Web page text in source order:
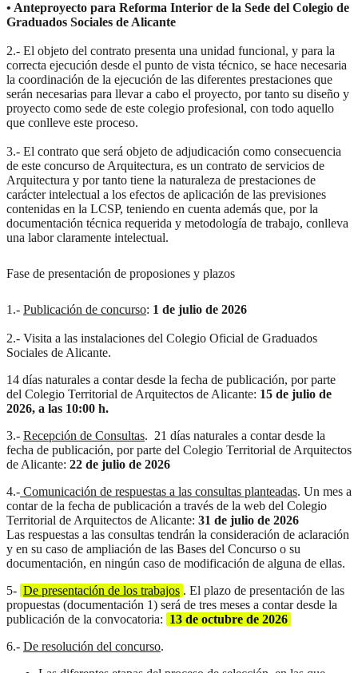
• Anteproyecto para Reforma Interior de la Sede del Colegio de
Graduados Sociales de Alicante
2.- El objeto del contrato presenta una unidad funcional, y para la
correcta ejecución desde el punto de vista técnico, se hace necesaria
la coordinación de la ejecución de las diferentes prestaciones que
serán necesarias para llevar a cabo el proyecto, por tanto su diseño y
proyecto como sede de este colegio profesional, con todo aquello
que conlleve este proceso.
3.- El contrato que será objeto de adjudicación como consecuencia
de este concurso de Arquitectura, es un contrato de servicios de
Arquitectura y por tanto tiene la naturaleza de prestaciones de
carácter intelectual a los efectos de aplicación de las previsiones
contenidas en la LCSP, teniendo en cuenta además que, por la
documentación técnica requerida y metodología de trabajo, conlleva
una labor claramente intelectual.
Fase de presentación de proposiones y plazos
1.- Publicación de concurso: 1 de julio de 2026
2.- Visita a las instalaciones del Colegio Oficial de Graduados
Sociales de Alicante.
14 días naturales a contar desde la fecha de publicación, por parte
del Colegio Territorial de Arquitectos de Alicante: 15 de julio de
2026, a las 10:00 h.
3.- Recepción de Consultas. 21 días naturales a contar desde la
fecha de publicación, por parte del Colegio Territorial de Arquitectos
de Alicante: 22 de julio de 2026
4.- Comunicación de respuestas a las consultas planteadas. Un mes a
contar de la fecha de publicación a través de la web del Colegio
Territorial de Arquitectos de Alicante: 31 de julio de 2026
Las respuestas a las consultas tendrán la consideración de aclaración
y en su caso de ampliación de las Bases del Concurso o su
documentación, en ningún caso de modificación de alguna de ellas.
5- De presentación de los trabajos . El plazo de presentación de las
propuestas (documentación 1) será de tres meses a contar desde la
publicación de la convocatoria: 13 de octubre de 2026
6.- De resolución del concurso.